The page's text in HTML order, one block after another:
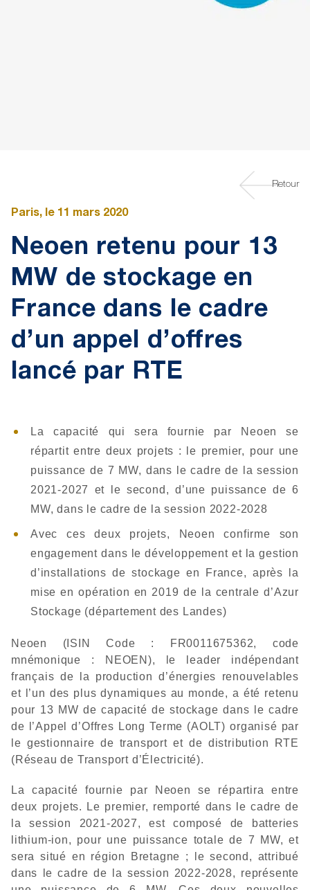
Retour
Paris, le 11 mars 2020
Neoen retenu pour 13
MW de stockage en
France dans le cadre
d’un appel d’offres
lancé par RTE
La capacité qui sera fournie par Neoen se
répartit entre deux projets : le premier, pour une
puissance de 7 MW, dans le cadre de la session
2021-2027 et le second, d’une puissance de 6
MW, dans le cadre de la session 2022-2028
Avec ces deux projets, Neoen confirme son
engagement dans le développement et la gestion
d’installations de stockage en France, après la
mise en opération en 2019 de la centrale d’Azur
Stockage (département des Landes)
Neoen (ISIN Code : FR0011675362, code
mnémonique : NEOEN), le leader indépendant
français de la production d’énergies renouvelables
et l’un des plus dynamiques au monde, a été retenu
pour 13 MW de capacité de stockage dans le cadre
de l’Appel d’Offres Long Terme (AOLT) organisé par
le gestionnaire de transport et de distribution RTE
(Réseau de Transport d’Électricité).
La capacité fournie par Neoen se répartira entre
deux projets. Le premier, remporté dans le cadre de
la session 2021-2027, est composé de batteries
lithium-ion, pour une puissance totale de 7 MW, et
sera situé en région Bretagne ; le second, attribué
dans le cadre de la session 2022-2028, représente